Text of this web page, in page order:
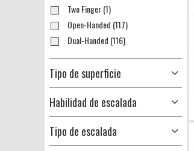
Two Finger (1)
Open-Handed (117)
Dual-Handed (116)
Tipo de superficie
Habilidad de escalada
Tipo de escalada